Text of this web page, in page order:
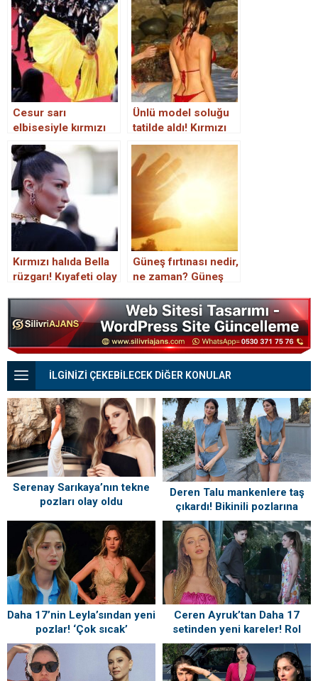
Cesur sarı
elbisesiyle kırmızı
halıda boy gösteren
Heidi Klum, fena
frikik verdi
Ünlü model soluğu
tatilde aldı! Kırmızı
bikinisiyle göz
kamaştırdı
Kırmızı halıda Bella
rüzgarı! Kıyafeti olay
Güneş fırtınası nedir,
ne zaman? Güneş
neler?
İLGİNİZİ ÇEKEBİLECEK DİĞER KONULAR
Serenay Sarıkaya’nın tekne
pozları olay oldu
Deren Talu mankenlere taş
çıkardı! Bikinili pozlarına
beğeni yağmuru
Daha 17’nin Leyla’sından yeni
pozlar! ‘Çok sıcak’
Ceren Ayruk’tan Daha 17
setinden yeni kareler! Rol
arkadaşından yorum
gecikmedi